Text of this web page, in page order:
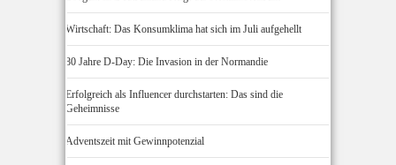
Wirtschaft: Das Konsumklima hat sich im Juli aufgehellt
80 Jahre D-Day: Die Invasion in der Normandie
Erfolgreich als Influencer durchstarten: Das sind die
Geheimnisse
Adventszeit mit Gewinnpotenzial